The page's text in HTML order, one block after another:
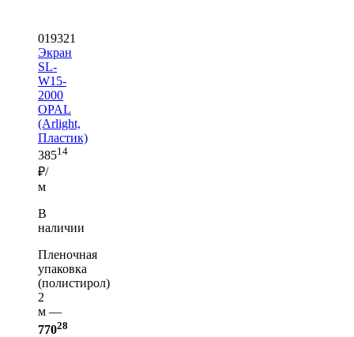
019321
Экран
SL-
W15-
2000
OPAL
(Arlight,
Пластик)
38514
₽/
м
В
наличии
Пленочная
упаковка
(полистирол)
2
м —
77028